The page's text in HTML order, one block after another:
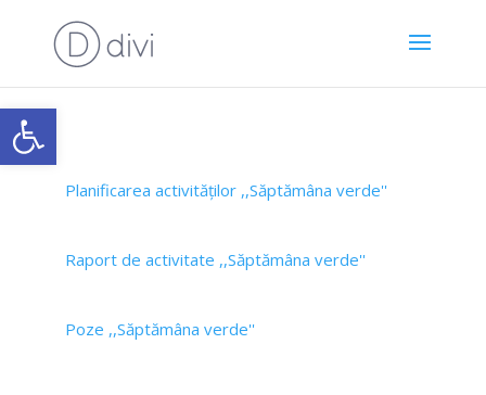
Open toolbar
Planificarea activităților ,,Săptămâna verde''
Raport de activitate ,,Săptămâna verde''
Poze ,,Săptămâna verde''